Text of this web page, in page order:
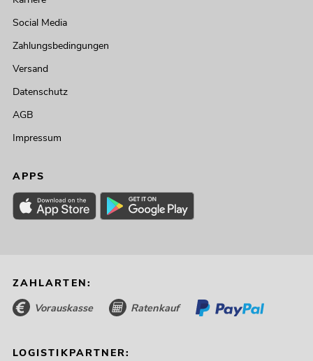
Social Media
Zahlungsbedingungen
Versand
Datenschutz
AGB
Impressum
APPS
ZAHLARTEN:
Vorauskasse Ratenkauf
LOGISTIKPARTNER: